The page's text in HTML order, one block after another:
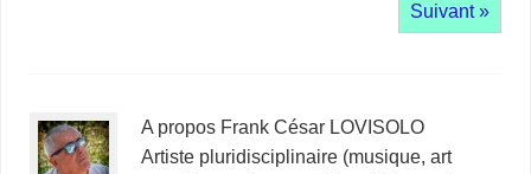
Suivant »
A propos Frank César LOVISOLO
Artiste pluridisciplinaire (musique, art